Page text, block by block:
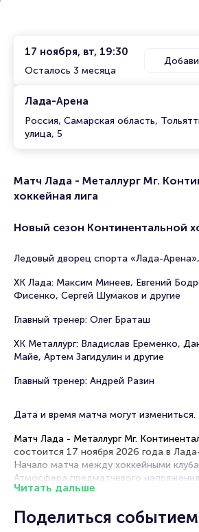
17 ноября, вт, 19:30
Осталось 3 месяца
Лада-Арена
Россия, Самарская область,
улица, 5
Матч Лада - Металлург Мг.
хоккейная лига
Новый сезон Континентальной
Ледовый дворец спорта «Лада-
ХК Лада: Максим Минеев, Евгений
Фисенко, Сергей Шумаков и другие
Главный тренер: Олег Браташ
ХК Металлург: Владислав Еременко,
Майе, Артем Загидулин и другие
Главный тренер: Андрей Разин
Дата и время матча могут измениться.
Матч Лада - Металлург Мг.
состоится 17 ноября 2026 года в
Начало матча между хоккейными
Атмосфера предматчевого
захватит! Рекомендуем прибыть
ХК Металлург и ХК Лада сразятся
Читать дальше
Поделиться событием